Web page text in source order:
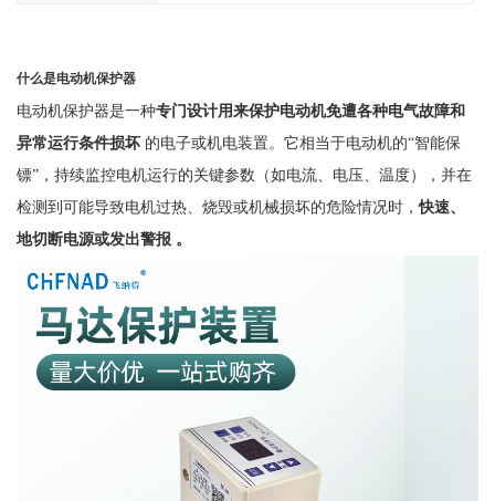
什么是电动机保护器
电动机保护器是一种专门设计用来保护电动机免遭各种电气故障和
异常运行条件损坏 的电子或机电装置。它相当于电动机的“智能保
镖”，持续监控电机运行的关键参数（如电流、电压、温度），并在
检测到可能导致电机过热、烧毁或机械损坏的危险情况时，快速、
地切断电源或发出警报 。